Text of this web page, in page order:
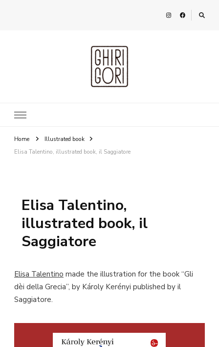
Home
Illustrated book
Elisa Talentino, illustrated book, il Saggiatore
Elisa Talentino,
illustrated book, il
Saggiatore
Elisa Talentino made the illustration for the book “Gli
dèi della Grecia”, by Károly Kerényi published by il
Saggiatore.